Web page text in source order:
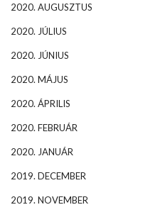
2020. AUGUSZTUS
2020. JÚLIUS
2020. JÚNIUS
2020. MÁJUS
2020. ÁPRILIS
2020. FEBRUÁR
2020. JANUÁR
2019. DECEMBER
2019. NOVEMBER